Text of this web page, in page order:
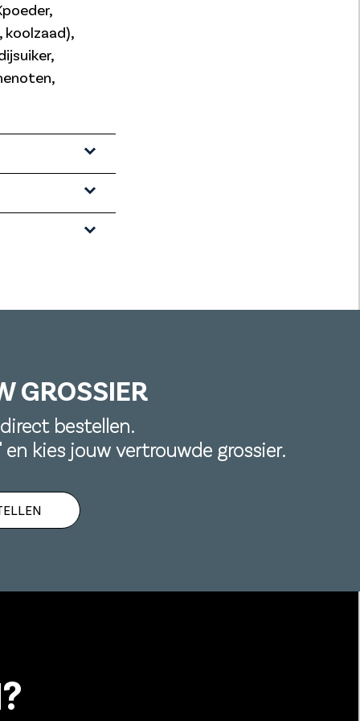
koolzaad),
GROSSIER
bestellen.
kies jouw vertrouwde grossier.